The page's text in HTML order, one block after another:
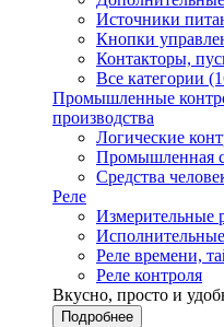
Источники
Кнопки
Контакторы,
Все категории
Промышленные
производства
Логические
Промышленная
Средства
Реле
Измерительные
Реле времени,
Реле контроля
Вкусно, просто и
Подробнее